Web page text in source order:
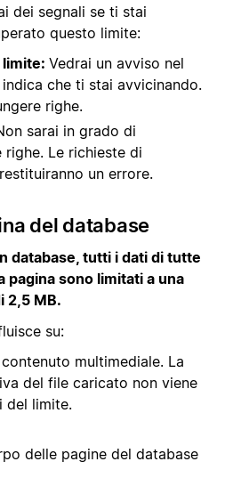
dei segnali se ti stai
questo limite:
Vedrai un avviso nel
che ti stai avvicinando.
righe.
sarai in grado di
righe. Le richieste di
un errore.
del database
database, tutti i dati di tutte
pagina sono limitati a una
2,5 MB.
su:
multimediale. La
del file caricato non viene
del limite.
delle pagine del database